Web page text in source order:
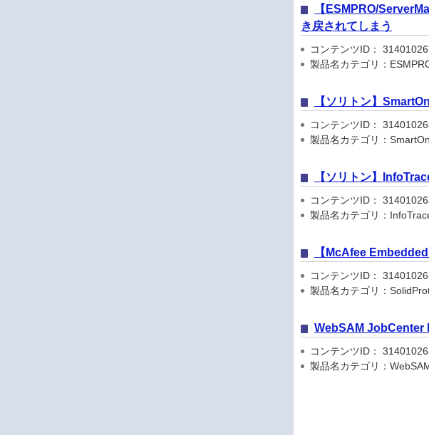
【ESMPRO/
き戻されてしまう
コンテンツID：
製品名カテゴリ：
【ソリトン】
コンテンツID：
製品名カテゴリ：
【ソリトン】
コンテンツID：
製品名カテゴリ：
【McAfee
コンテンツID：
製品名カテゴリ：
WebSAM JobCenter
コンテンツID：
製品名カテゴリ：